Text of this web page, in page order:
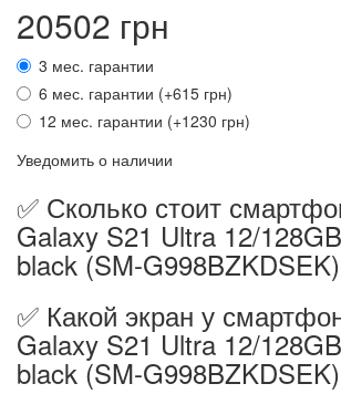
20502 грн
3 мес. гарантии
6 мес. гарантии (+615 грн)
12 мес. гарантии (+1230 грн)
Уведомить о наличии
✅ Сколько стоит
Galaxy S21 Ultra 12/
black (SM-
✅ Какой экран у
Galaxy S21 Ultra 12/
black (SM-